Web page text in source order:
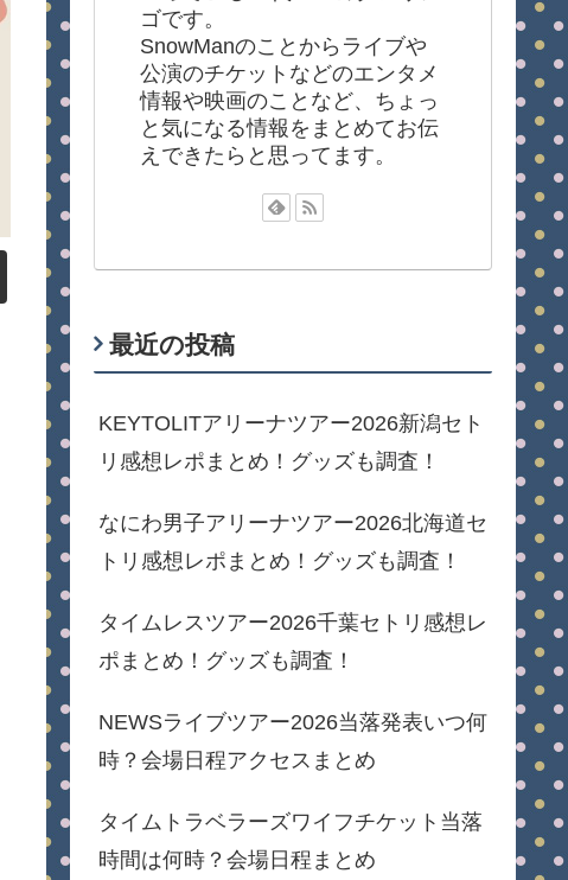
ゴです。
SnowManのことからライブや
公演のチケットなどのエンタメ
情報や映画のことなど、ちょっ
と気になる情報をまとめてお伝
えできたらと思ってます。
最近の投稿
KEYTOLITアリーナツアー2026新潟セト
リ感想レポまとめ！グッズも調査！
なにわ男子アリーナツアー2026北海道セ
トリ感想レポまとめ！グッズも調査！
タイムレスツアー2026千葉セトリ感想レ
ポまとめ！グッズも調査！
NEWSライブツアー2026当落発表いつ何
時？会場日程アクセスまとめ
タイムトラベラーズワイフチケット当落
時間は何時？会場日程まとめ